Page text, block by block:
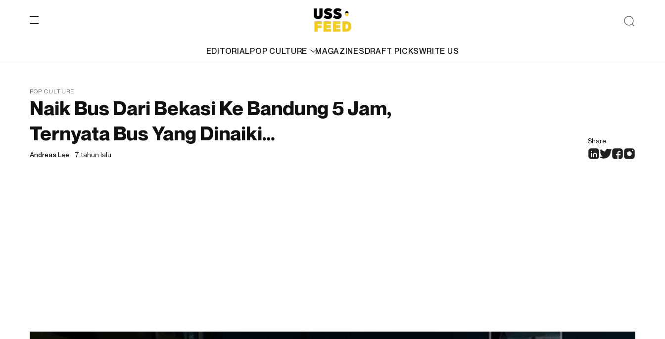
EDITORIALPOP CULTURE MAGAZINESDRAFT PICKSWRITE US
POP CULTURE
Naik Bus Dari Bekasi Ke Bandung 5 Jam,
Ternyata Bus Yang Dinaiki…
Andreas Lee 7 tahun lalu
Share